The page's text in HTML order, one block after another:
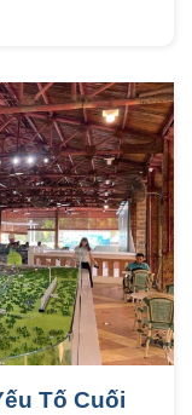
Tố Cuối